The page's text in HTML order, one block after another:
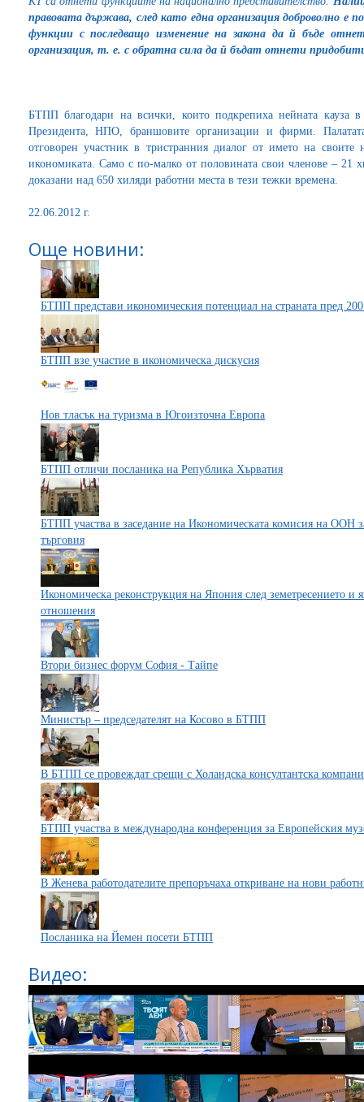
правовата държава, след като една организация доброволно е
функции с последващо изменение на закона да й бъде
организация, т. е. с обратна сила да й бъдат отнети
БТПП благодари на всички, които подкрепиха нейната кауза в
Президента, НПО, браншовите организации и фирми.
отговорен участник в тристранния диалог от името на
икономиката. Само с по-малко от половината свои членове –
доказани над 650 хиляди работни места в тези тежки времена.
22.06.2012 г.
Още новини:
БТПП представи икономическия потенциал на страната пред
БТПП взе участие в икономическа дискусия
Нов тласък на туризма в Югоизточна Европа
БТПП отличи посланика на Република Хърватия
БТПП участва в заседание на Икономическата комисия на ООН
търговия
Икономическа реконструкция на Япония след земетресението и
отношения
Втори бизнес форум София - Тайпе
Министър – председателят на Косово в БТПП
В БТПП се провеждат срещи с Холандска консултантска
БТПП участва в международна конференция за Европейския
В Женева работодателите препоръчаха откриване на нови
Посланика на Йемен посети БТПП
Видео: